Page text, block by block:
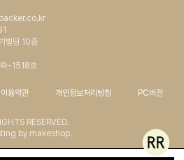
빌딩 10층
파-1518호
이용약관 개인정보처리방침 PC버전
RESERVED.
by makeshop.